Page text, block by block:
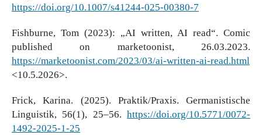
https://doi.org/10.1007/s41244-025-00380-7
Fishburne, Tom (2023): „AI written, AI read“. Comic
published on marketoonist, 26.03.2023.
https://marketoonist.com/2023/03/ai-written-ai-read.html
<10.5.2026>.
Frick, Karina. (2025). Praktik/Praxis. Germanistische
Linguistik, 56(1), 25–56.https://doi.org/10.5771/0072-
1492-2025-1-25